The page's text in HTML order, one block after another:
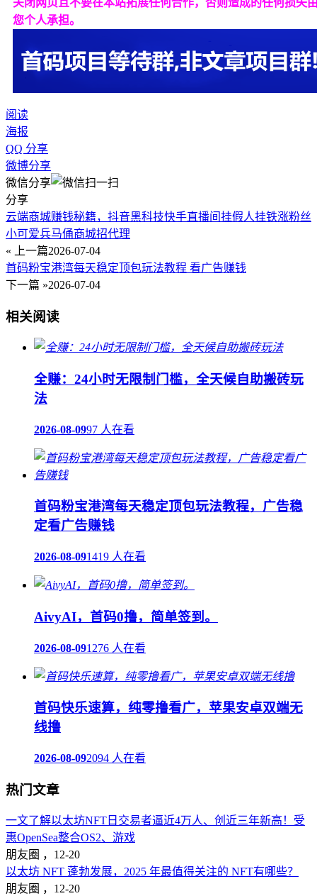
您个人承担。
阅读
海报
QQ 分享
微博分享
微信分享
分享
云端商城赚钱秘籍，抖音黑科技快手直播间挂假人挂铁涨粉丝
小可爱兵马俑商城招代理
« 上一篇2026-07-04
首码粉宝港湾每天稳定顶包玩法教程 看广告赚钱
下一篇 »2026-07-04
相关阅读
全赚：24小时无限制门槛，全天候自助搬砖玩
法
2026-08-0997 人在看
首码粉宝港湾每天稳定顶包玩法教程，广告稳
定看广告赚钱
2026-08-091419 人在看
AivyAI，首码0撸，简单签到。
2026-08-091276 人在看
首码快乐速算，纯零撸看广，苹果安卓双端无
线撸
2026-08-092094 人在看
热门文章
一文了解以太坊NFT日交易者逼近4万人、创近三年新高！受
惠OpenSea整合OS2、游戏
朋友圈 ， 12-20
以太坊 NFT 蓬勃发展，2025 年最值得关注的 NFT有哪些？
朋友圈 ， 12-20